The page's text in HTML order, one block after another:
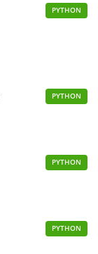
PYTHON
PYTHON
PYTHON
PYTHON